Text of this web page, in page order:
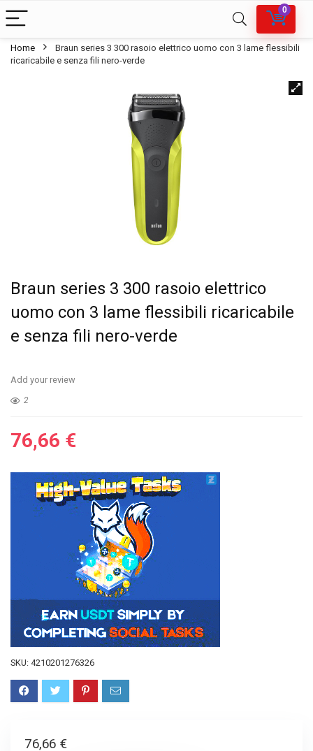
0
Home
Braun series 3 300 rasoio elettrico uomo con 3 lame flessibili
ricaricabile e senza fili nero-verde
Braun series 3 300 rasoio elettrico
uomo con 3 lame flessibili ricaricabile
e senza fili nero-verde
Add your review
2
76,66 €
SKU: 4210201276326
76,66 €